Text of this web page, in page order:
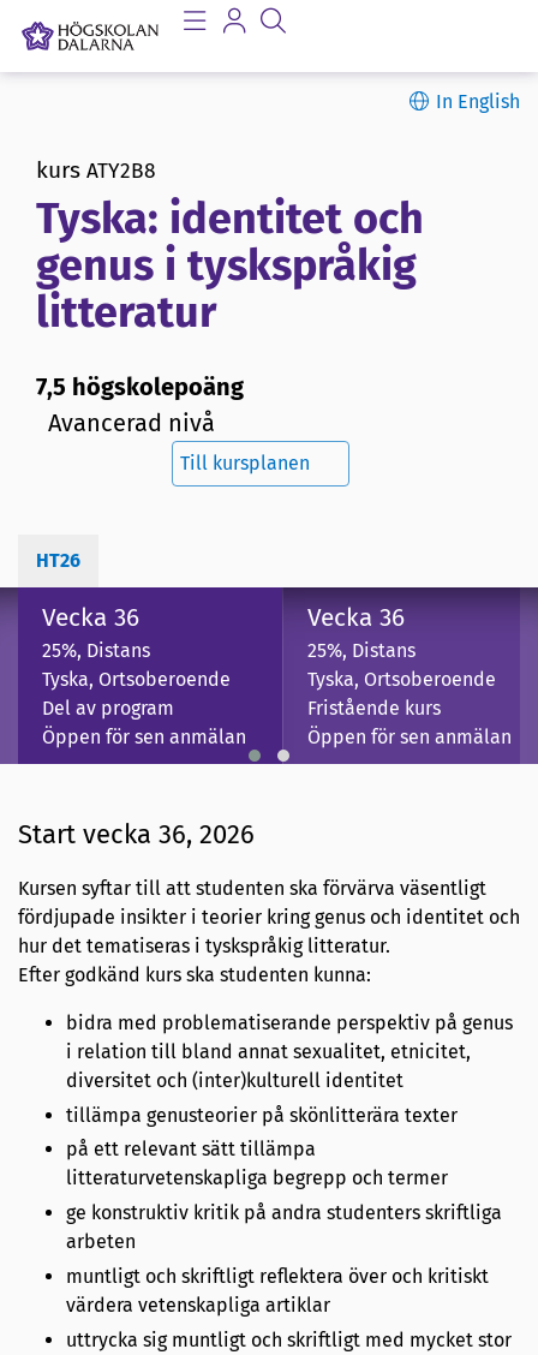
In English
kurs ATY2B8
Tyska: identitet och
genus i tyskspråkig
litteratur
7,5 högskolepoäng
Avancerad nivå
Till kursplanen
HT26
Vecka 36
25%, Distans
Tyska, Ortsoberoende
Del av program
Öppen för sen anmälan
Vecka 36
25%, Distans
Tyska, Ortsoberoende
Fristående kurs
Öppen för sen anmälan
Start vecka 36, 2026
Kursen syftar till att studenten ska förvärva väsentligt
fördjupade insikter i teorier kring genus och identitet och
hur det tematiseras i tyskspråkig litteratur.
Efter godkänd kurs ska studenten kunna:
bidra med problematiserande perspektiv på genus
i relation till bland annat sexualitet, etnicitet,
diversitet och (inter)kulturell identitet
tillämpa genusteorier på skönlitterära texter
på ett relevant sätt tillämpa
litteraturvetenskapliga begrepp och termer
ge konstruktiv kritik på andra studenters skriftliga
arbeten
muntligt och skriftligt reflektera över och kritiskt
värdera vetenskapliga artiklar
uttrycka sig muntligt och skriftligt med mycket stor